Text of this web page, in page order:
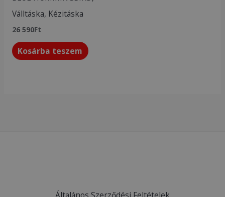
Válltáska, Kézitáska
26 590Ft
Kosárba teszem